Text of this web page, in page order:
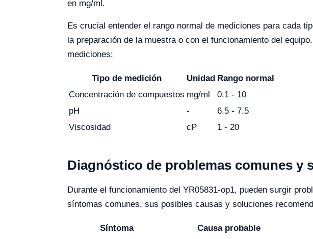
en mg/ml.
Es crucial entender el rango normal de mediciones para cada
la preparación de la muestra o con el funcionamiento del
mediciones:
Tipo de medición Unidad Rango normal
Concentración de compuestos mg/ml
0.1 - 10
pH
-
6.5 - 7.5
Viscosidad
cP 1 - 20
Diagnóstico de problemas comunes y
Durante el funcionamiento del YR05831-op1, pueden surgir
síntomas comunes, sus posibles causas y soluciones
Síntoma Causa probable